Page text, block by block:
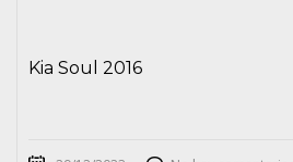
Kia Soul 2016